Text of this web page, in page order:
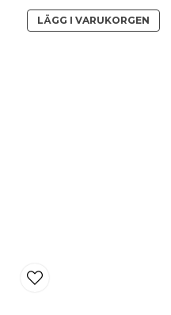
LÄGG I VARUKORGEN